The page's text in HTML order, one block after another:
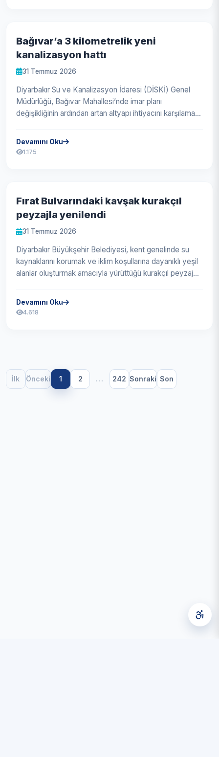
Bağıvar’a 3 kilometrelik yeni
kanalizasyon hattı
31 Temmuz 2026
Diyarbakır Su ve Kanalizasyon İdaresi (DİSKİ) Genel
Müdürlüğü, Bağıvar Mahallesi’nde imar planı
değişikliğinin ardından artan altyapı ihtiyacını karşılamak
Devamını Oku
1.175
Fırat Bulvarındaki kavşak kurakçıl
peyzajla yenilendi
31 Temmuz 2026
Diyarbakır Büyükşehir Belediyesi, kent genelinde su
kaynaklarını korumak ve iklim koşullarına dayanıklı yeşil
alanlar oluşturmak amacıyla yürüttüğü kurakçıl peyzaj
Devamını Oku
4.618
İlk Önceki 1 2 ... 242 Sonraki Son